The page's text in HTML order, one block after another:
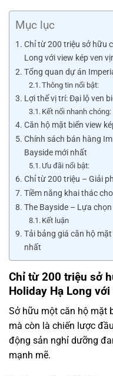
Mục lục
Chỉ từ 200 triệu sở hữu
Long với view kép ven
Tổng quan dự án
Thông tin nổi bật:
Lợi thế vị trí: Đại lộ ven
Kết nối nhanh chóng:
Căn hộ mặt biển view
Chính sách bán hàng
Bayside mới nhất
Ưu đãi nổi bật:
Chỉ từ 200 triệu – Giải
Tiềm năng khai thác
The Bayside – Lựa
Kết luận
Tải bảng giá căn hộ
nhất
Chỉ từ 200 triệu sở
Holiday Hạ Long
Sở hữu một căn hộ mặt
mà còn là chiến lược
động sản nghỉ dưỡng
mạnh mẽ.